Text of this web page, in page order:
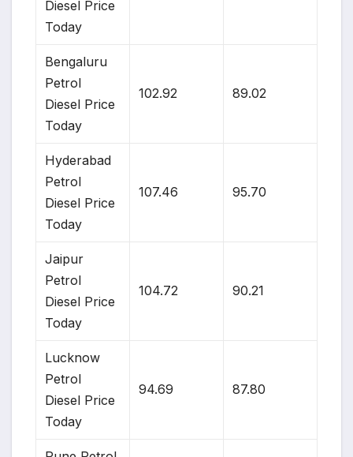
Diesel Price
Today
Bengaluru
Petrol
Diesel Price
Today
102.92 89.02
Hyderabad
Petrol
Diesel Price
Today
107.46 95.70
Jaipur
Petrol
Diesel Price
Today
104.72 90.21
Lucknow
Petrol
Diesel Price
Today
94.69 87.80